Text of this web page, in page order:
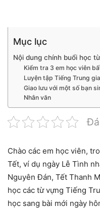
Mục lục
Nội dung chính buổi học
Kiểm tra 3 em học viên
Luyện tập Tiếng Trung
Giao lưu với một số bạn
Nhân văn
Chào các em học viên,
Tết, ví dụ ngày Lễ Tình
Nguyên Đán, Tết Thanh
học các từ vựng Tiếng
học sang bài mới ngày